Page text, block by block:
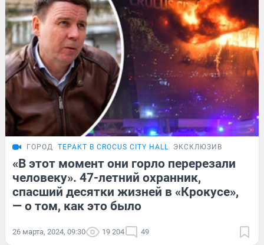
ГОРОД ТЕРАКТ В CROCUS CITY HALL ЭКСКЛЮЗИВ
«В этот момент они горло перерезали
человеку». 47-летний охранник,
спасший десятки жизней в «Крокусе»,
— о том, как это было
26 марта, 2024, 09:30 19 204 49